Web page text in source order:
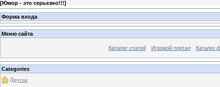
[Юмор - это серьезно!!!]
Форма входа
Меню сайта
Каталог статей Игровой портал Каталог
Categories
Другое